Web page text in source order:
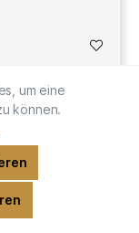
um eine
können.